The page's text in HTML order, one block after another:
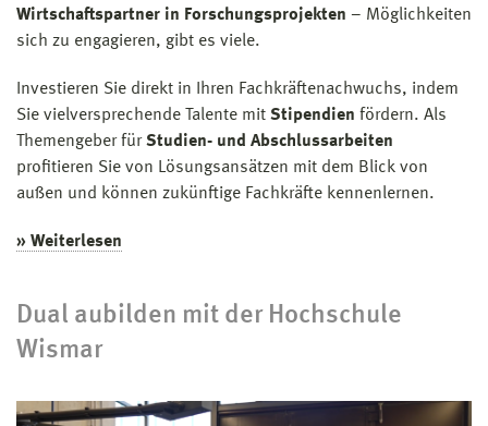
Wirtschaftspartner in Forschungsprojekten – Möglichkeiten
sich zu engagieren, gibt es viele.
Investieren Sie direkt in Ihren Fachkräftenachwuchs, indem
Sie vielversprechende Talente mit Stipendien fördern. Als
Themengeber fürStudien- und Abschlussarbeiten
profitieren Sie von Lösungsansätzen mit dem Blick von
außen und können zukünftige Fachkräfte kennenlernen.
» Weiterlesen
Dual aubilden mit der Hochschule
Wismar